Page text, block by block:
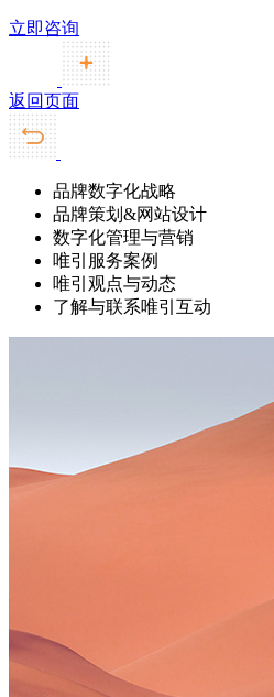
立即咨询
返回页面
品牌数字化战略
品牌策划&网站设计
数字化管理与营销
唯引服务案例
唯引观点与动态
了解与联系唯引互动